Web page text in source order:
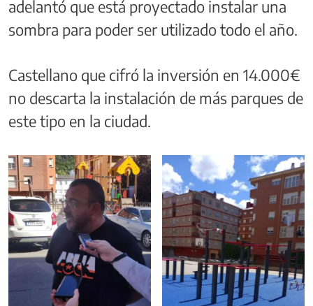
adelantó que está proyectado instalar una
sombra para poder ser utilizado todo el año.
Castellano que cifró la inversión en 14.000€
no descarta la instalación de más parques de
este tipo en la ciudad.